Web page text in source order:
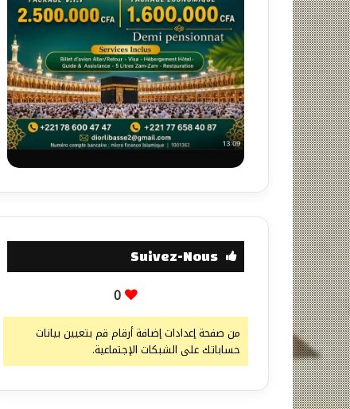
Suivez-Nous
0
من صفحة إعدادات إضافة أرقام قم بتعيين بيانات
حساباتك على الشبكات الإجتماعية.